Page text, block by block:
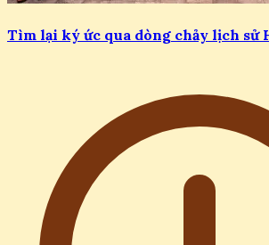
Tìm lại ký ức qua dòng chảy lịch sử